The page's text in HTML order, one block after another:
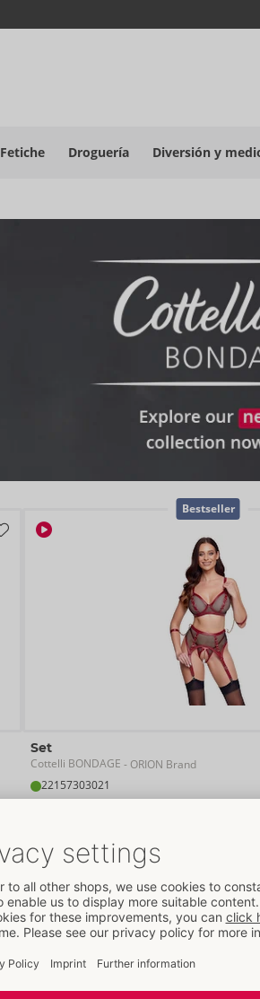
Fetiche Droguería Diversión y
Bestseller
Set
Cottelli BONDAGE - ORION Brand
22157303021